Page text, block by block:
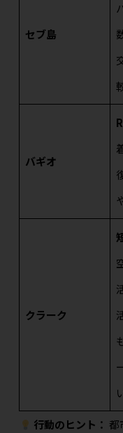
セブ島
バギオ
クラーク
行動のヒント： 都